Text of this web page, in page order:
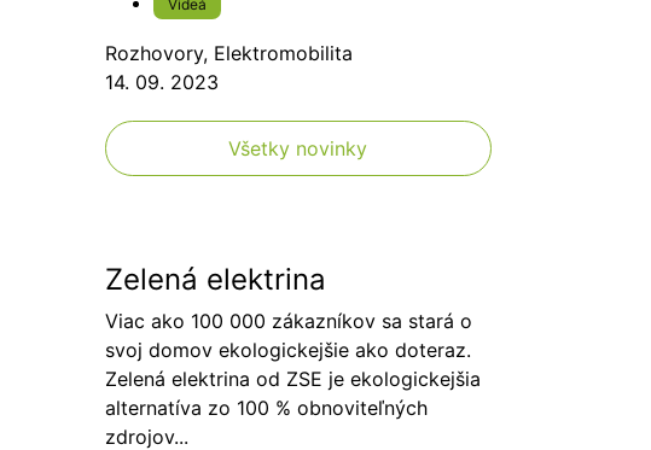
Videá
Rozhovory, Elektromobilita
14. 09. 2023
Všetky novinky
Zelená elektrina
Viac ako 100 000 zákazníkov sa stará o
svoj domov ekologickejšie ako doteraz.
Zelená elektrina od ZSE je ekologickejšia
alternatíva zo 100 % obnoviteľných
zdrojov...